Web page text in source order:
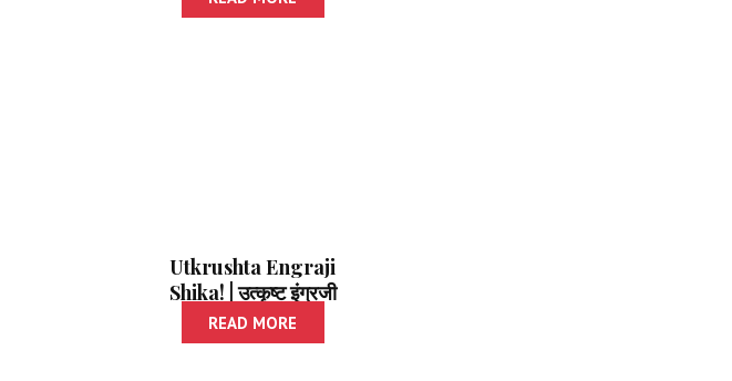
चला शिकूया उत्तम
Utkrushta Engraji
Shika! | उत्कृष्ट इंग्रजी
शिका!
READ MORE